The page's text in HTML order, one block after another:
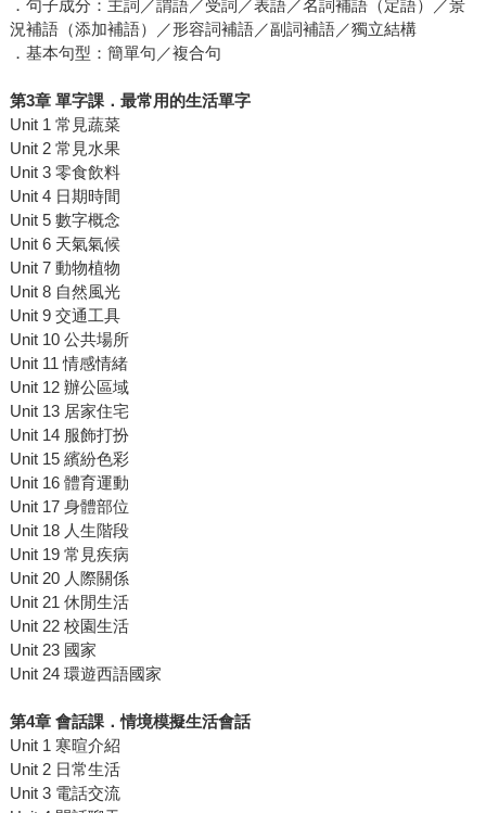
．句子成分：主詞／謂語／受詞／表語／名詞補語（定語）／景
況補語（添加補語）／形容詞補語／副詞補語／獨立結構
．基本句型：簡單句／複合句
第3章 單字課．最常用的生活單字
Unit 1 常見蔬菜
Unit 2 常見水果
Unit 3 零食飲料
Unit 4 日期時間
Unit 5 數字概念
Unit 6 天氣氣候
Unit 7 動物植物
Unit 8 自然風光
Unit 9 交通工具
Unit 10 公共場所
Unit 11 情感情緒
Unit 12 辦公區域
Unit 13 居家住宅
Unit 14 服飾打扮
Unit 15 繽紛色彩
Unit 16 體育運動
Unit 17 身體部位
Unit 18 人生階段
Unit 19 常見疾病
Unit 20 人際關係
Unit 21 休閒生活
Unit 22 校園生活
Unit 23 國家
Unit 24 環遊西語國家
第4章 會話課．情境模擬生活會話
Unit 1 寒暄介紹
Unit 2 日常生活
Unit 3 電話交流